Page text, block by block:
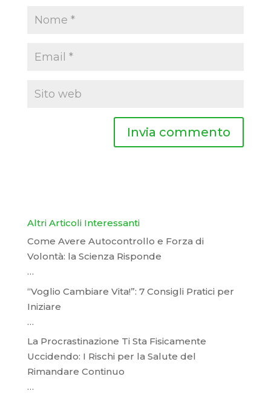
Altri Articoli Interessanti
Come Avere Autocontrollo e Forza di
Volontà: la Scienza Risponde
…
“Voglio Cambiare Vita!”: 7 Consigli Pratici per
Iniziare
…
La Procrastinazione Ti Sta Fisicamente
Uccidendo: I Rischi per la Salute del
Rimandare Continuo
…